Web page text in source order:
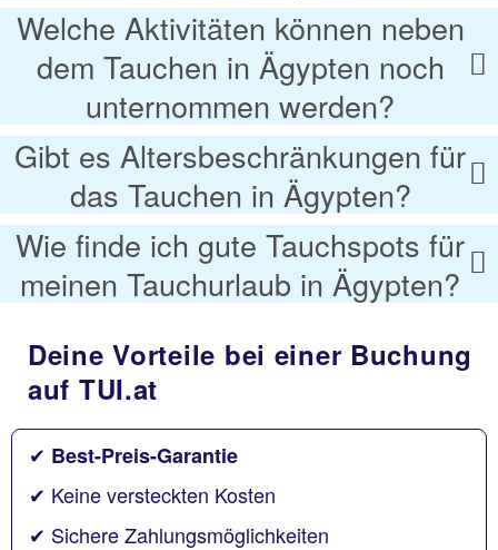
Welche Aktivitäten können neben
dem Tauchen in Ägypten noch
unternommen werden?
Gibt es Altersbeschränkungen für
das Tauchen in Ägypten?
Wie finde ich gute Tauchspots für
meinen Tauchurlaub in Ägypten?
Deine Vorteile bei einer Buchung
auf TUI.at
✔ Best-Preis-Garantie
✔ Keine versteckten Kosten
✔ Sichere Zahlungsmöglichkeiten